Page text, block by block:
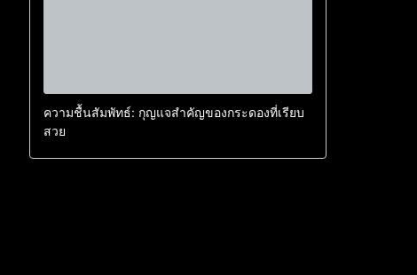
ความชื้นสัมพัทธ์: กุญแจสำคัญของกระดองที่เรียบ
สวย